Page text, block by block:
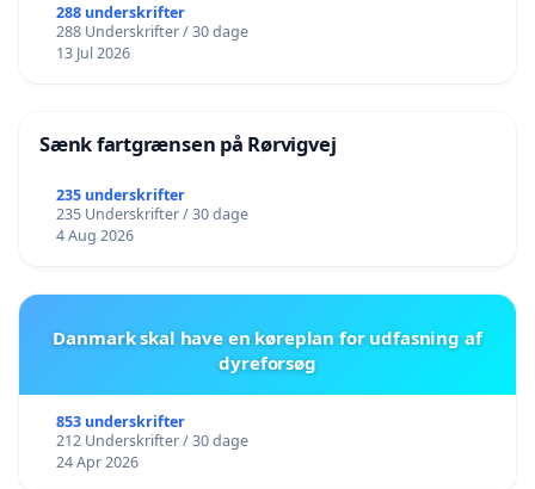
288 underskrifter
288 Underskrifter / 30 dage
13 Jul 2026
Sænk fartgrænsen på Rørvigvej
235 underskrifter
235 Underskrifter / 30 dage
4 Aug 2026
Danmark skal have en køreplan for udfasning af
dyreforsøg
853 underskrifter
212 Underskrifter / 30 dage
24 Apr 2026